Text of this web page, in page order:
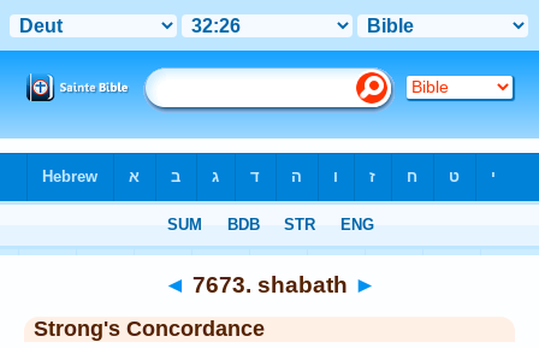
◄ 7673. shabath ►
Strong's Concordance